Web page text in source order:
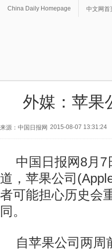
China Daily Homepage 中文网首
外媒：苹果
来源：中国日报网 2015-08-07 13:31:24
中国日报网8月
道，苹果公司
者可能担心历史会
同。
自苹果公司两周